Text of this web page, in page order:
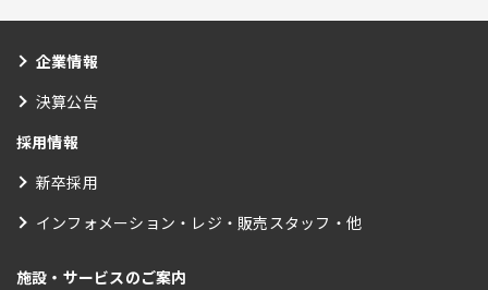
企業情報
決算公告
採用情報
新卒採用
インフォメーション・レジ・販売スタッフ・他
施設・サービスのご案内